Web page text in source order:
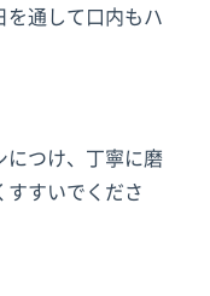
通して口内もハ
につけ、丁寧に磨
すいでくださ